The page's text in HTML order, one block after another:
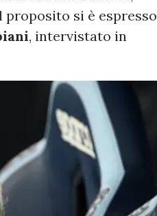
proposito si è espresso
, intervistato in